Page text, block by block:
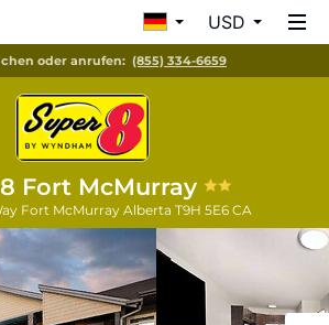
USD
oder anrufen: (855) 334-6659
Fort McMurray
Fort McMurray Alberta T9H 5E6 CA